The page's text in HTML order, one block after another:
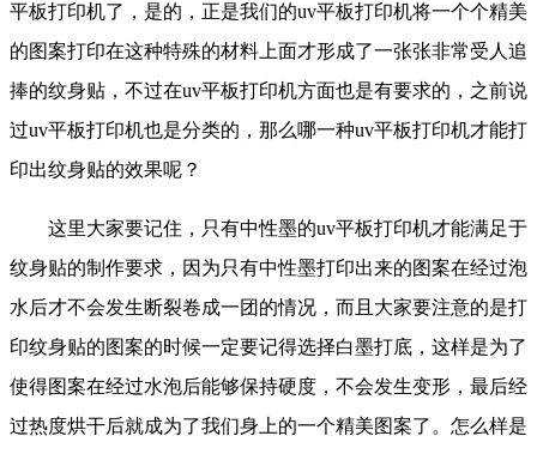
平板打印机了，是的，正是我们的uv平板打印机将一个个精美
的图案打印在这种特殊的材料上面才形成了一张张非常受人追
捧的纹身贴，不过在uv平板打印机方面也是有要求的，之前说
过uv平板打印机也是分类的，那么哪一种uv平板打印机才能打
印出纹身贴的效果呢？
这里大家要记住，只有中性墨的uv平板打印机才能满足于
纹身贴的制作要求，因为只有中性墨打印出来的图案在经过泡
水后才不会发生断裂卷成一团的情况，而且大家要注意的是打
印纹身贴的图案的时候一定要记得选择白墨打底，这样是为了
使得图案在经过水泡后能够保持硬度，不会发生变形，最后经
过热度烘干后就成为了我们身上的一个精美图案了。怎么样是